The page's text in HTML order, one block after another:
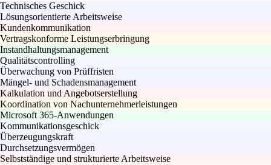
Technisches Geschick
Lösungsorientierte Arbeitsweise
Kundenkommunikation
Vertragskonforme Leistungserbringung
Instandhaltungsmanagement
Qualitätscontrolling
Überwachung von Prüffristen
Mängel- und Schadensmanagement
Kalkulation und Angebotserstellung
Koordination von Nachunternehmerleistungen
Microsoft 365-Anwendungen
Kommunikationsgeschick
Überzeugungskraft
Durchsetzungsvermögen
Selbstständige und strukturierte Arbeitsweise